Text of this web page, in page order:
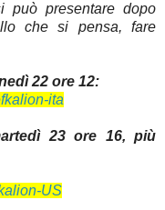
può presentare dopo
che si pensa, fare
22 ore 12:
ita
23 ore 16, più
US